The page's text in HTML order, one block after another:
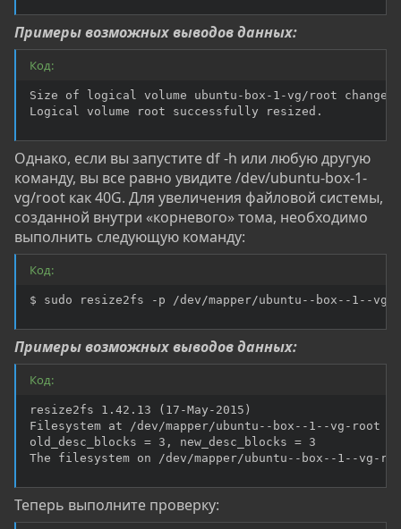
Примеры возможных выводов данных:
Код:
Size of logical volume ubuntu-box-1-vg/root
Logical volume root successfully resized.
Однако, если вы запустите df -h или любую другую
команду, вы все равно увидите /dev/ubuntu-box-1-
vg/root как 40G. Для увеличения файловой системы,
созданной внутри «корневого» тома, необходимо
выполнить следующую команду:
Код:
$ sudo resize2fs -p /dev/mapper/ubuntu--box--1--vg-
Примеры возможных выводов данных:
Код:
resize2fs 1.42.13 (17-May-2015)
Filesystem at /dev/mapper/ubuntu--box--1--vg-root
old_desc_blocks = 3, new_desc_blocks = 3
The filesystem on /dev/mapper/ubuntu--box--1--vg-
Теперь выполните проверку: